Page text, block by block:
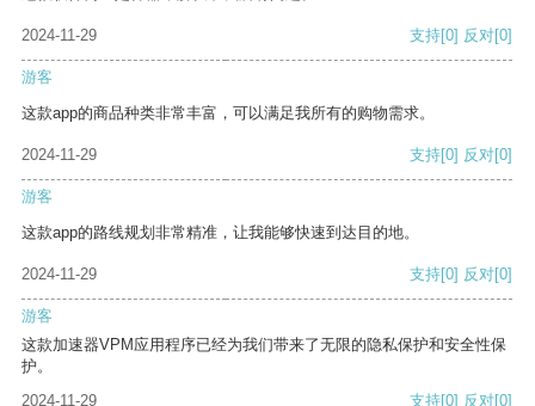
2024-11-29 支持[0] 反对[0]
游客
这款app的商品种类非常丰富，可以满足我所有的购物需求。
2024-11-29 支持[0] 反对[0]
游客
这款app的路线规划非常精准，让我能够快速到达目的地。
2024-11-29 支持[0] 反对[0]
游客
这款加速器VPM应用程序已经为我们带来了无限的隐私保护和安全性保
护。
2024-11-29
支持[0] 反对[0]